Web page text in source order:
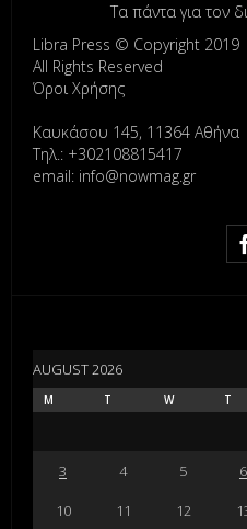
Τα πάντα για τον
Libra Press © Copyright 2019
All Rights Reserved
Όροι Χρήσης
Καυκάσου 145, 11364 Αθήνα
Τηλ.: +302108815417
email: info@nowmag.gr
AUGUST 2026
M T W T
3
4 5 6
10
11 12